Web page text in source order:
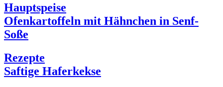
Hauptspeise
Ofenkartoffeln mit Hähnchen in Senf-
Soße
Rezepte
Saftige Haferkekse